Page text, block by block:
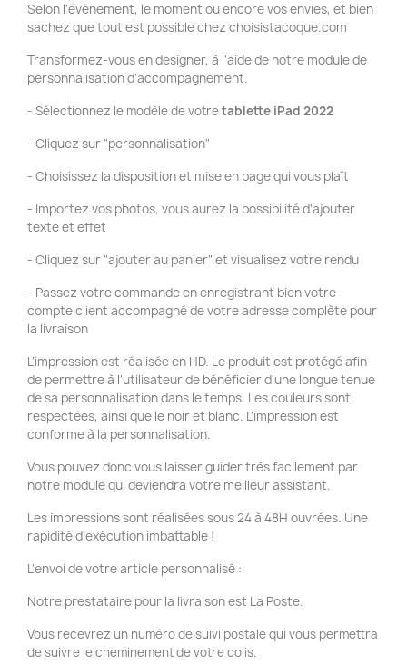
Selon l'évènement, le moment ou encore vos envies, et bien
sachez que tout est possible chez choisistacoque.com
Transformez-vous en designer, à l'aide de notre module de
personnalisation d'accompagnement.
- Sélectionnez le modèle de votretablette iPad 2022
- Cliquez sur "personnalisation"
- Choisissez la disposition et mise en page qui vous plaît
- Importez vos photos, vous aurez la possibilité d'ajouter
texte et effet
- Cliquez sur "ajouter au panier" et visualisez votre rendu
- Passez votre commande en enregistrant bien votre
compte client accompagné de votre adresse complète pour
la livraison
L'impression est réalisée en HD. Le produit est protégé afin
de permettre à l'utilisateur de bénéficier d'une longue tenue
de sa personnalisation dans le temps. Les couleurs sont
respectées, ainsi que le noir et blanc. L'impression est
conforme à la personnalisation.
Vous pouvez donc vous laisser guider très facilement par
notre module qui deviendra votre meilleur assistant.
Les impressions sont réalisées sous 24 à 48H ouvrées. Une
rapidité d'exécution imbattable !
L'envoi de votre article personnalisé :
Notre prestataire pour la livraison est La Poste.
Vous recevrez un numéro de suivi postale qui vous permettra
de suivre le cheminement de votre colis.